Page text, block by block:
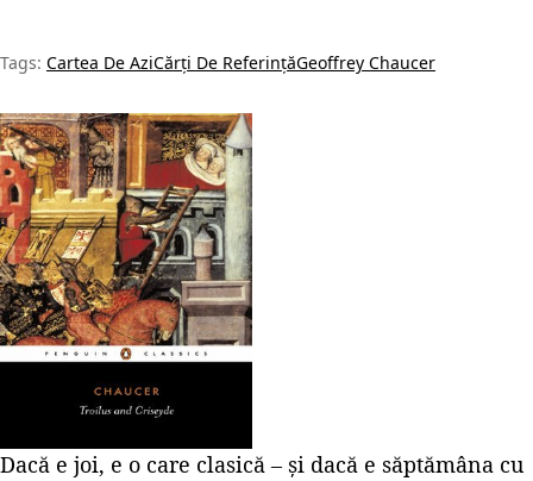
Tags: Cartea De AziCărți De ReferințăGeoffrey Chaucer
Dacă e joi, e o care clasică – și dacă e săptămâna cu